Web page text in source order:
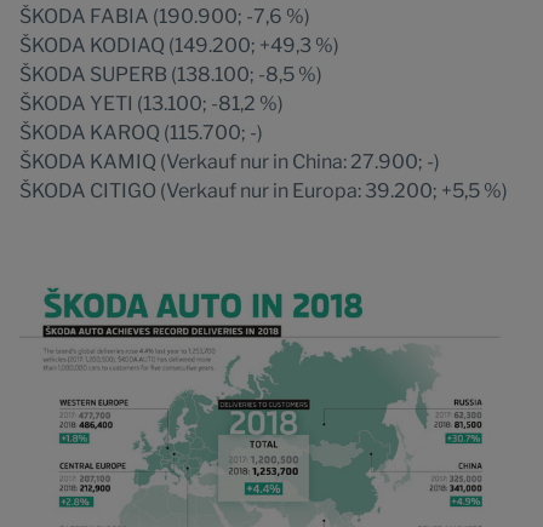
ŠKODA FABIA (190.900; -7,6 %)
ŠKODA KODIAQ (149.200; +49,3 %)
ŠKODA SUPERB (138.100; -8,5 %)
ŠKODA YETI (13.100; -81,2 %)
ŠKODA KAROQ (115.700; -)
ŠKODA KAMIQ (Verkauf nur in China: 27.900; -)
ŠKODA CITIGO (Verkauf nur in Europa: 39.200; +5,5 %)